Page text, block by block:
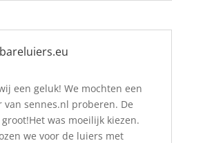
een geluk! We mochten een
van sennes.nl proberen. De
groot!Het was moeilijk kiezen.
we voor de luiers met